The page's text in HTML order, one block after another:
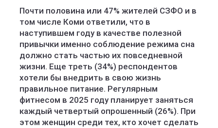
Почти половина или 47% жителей СЗФО и в
том числе Коми ответили, что в
наступившем году в качестве полезной
привычки именно соблюдение режима сна
должно стать частью их повседневной
жизни. Еще треть (34%) респондентов
хотели бы внедрить в свою жизнь
правильное питание. Регулярным
фитнесом в 2025 году планирует заняться
каждый четвертый опрошенный (26%). При
этом женщин среди тех, кто хочет сделать